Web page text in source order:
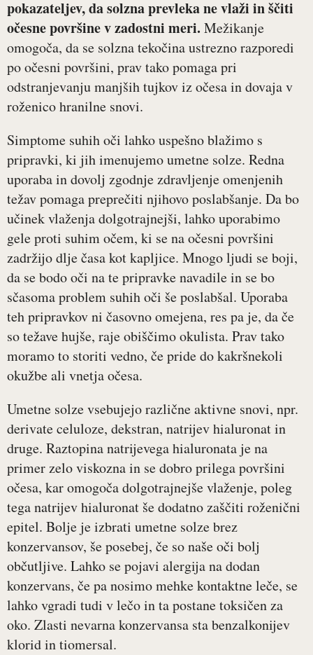
pokazateljev, da solzna prevleka ne vlaži in ščiti
očesne površine v zadostni meri. Mežikanje
omogoča, da se solzna tekočina ustrezno razporedi
po očesni površini, prav tako pomaga pri
odstranjevanju manjših tujkov iz očesa in dovaja v
roženico hranilne snovi.
Simptome suhih oči lahko uspešno blažimo s
pripravki, ki jih imenujemo umetne solze. Redna
uporaba in dovolj zgodnje zdravljenje omenjenih
težav pomaga preprečiti njihovo poslabšanje. Da bo
učinek vlaženja dolgotrajnejši, lahko uporabimo
gele proti suhim očem, ki se na očesni površini
zadržijo dlje časa kot kapljice. Mnogo ljudi se boji,
da se bodo oči na te pripravke navadile in se bo
sčasoma problem suhih oči še poslabšal. Uporaba
teh pripravkov ni časovno omejena, res pa je, da če
so težave hujše, raje obiščimo okulista. Prav tako
moramo to storiti vedno, če pride do kakršnekoli
okužbe ali vnetja očesa.
Umetne solze vsebujejo različne aktivne snovi, npr.
derivate celuloze, dekstran, natrijev hialuronat in
druge. Raztopina natrijevega hialuronata je na
primer zelo viskozna in se dobro prilega površini
očesa, kar omogoča dolgotrajnejše vlaženje, poleg
tega natrijev hialuronat še dodatno zaščiti roženični
epitel. Bolje je izbrati umetne solze brez
konzervansov, še posebej, če so naše oči bolj
občutljive. Lahko se pojavi alergija na dodan
konzervans, če pa nosimo mehke kontaktne leče, se
lahko vgradi tudi v lečo in ta postane toksičen za
oko. Zlasti nevarna konzervansa sta benzalkonijev
klorid in tiomersal.